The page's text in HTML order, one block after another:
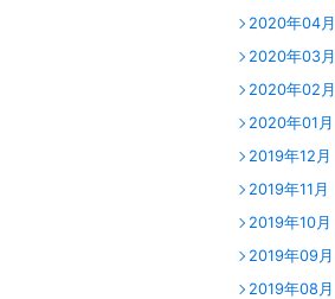
2020年04月
2020年03月
2020年02月
2020年01月
2019年12月
2019年11月
2019年10月
2019年09月
2019年08月